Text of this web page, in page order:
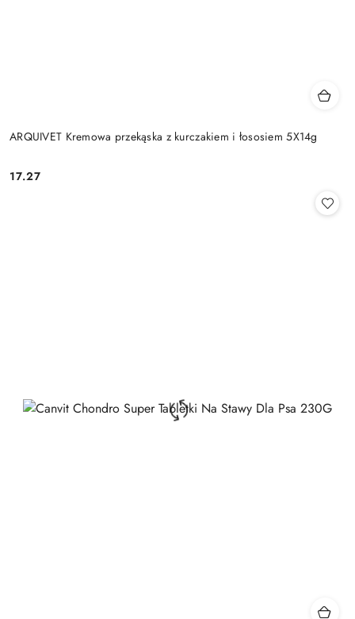
ARQUIVET Kremowa przekąska z kurczakiem i łososiem 5X14g
Cena:
17.27